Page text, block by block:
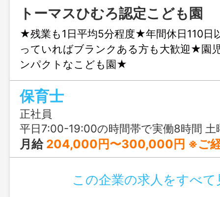
トーマスひむろ認定こども園
★残業も1日平均5分程度★年間休日110日
っていればブランクある方も大歓迎★園
ンパクトなこども園★
保育士
正社員
平日7:00-19:00の時間帯で実働8時間 土曜7:30-18:30の時間帯で実働8時間 ※時間外勤務は、平均5分／日未満とほぼなし。 ※
月給 204,000円〜300,000円 ※ご経験、資格等により加算あり。 ※
この企業の求人をすべて